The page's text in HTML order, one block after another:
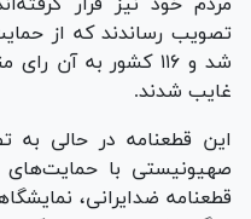
شد و ۱۱۶ کشور به آن
غایب شدند.
این قطعنامه در حالی به
قطعنامه ضدایرانی،